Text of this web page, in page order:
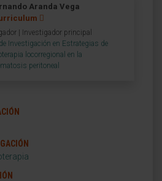
Aranda Vega
| Investigador principal
Investigación en Estrategias de
locorregional en la
peritoneal